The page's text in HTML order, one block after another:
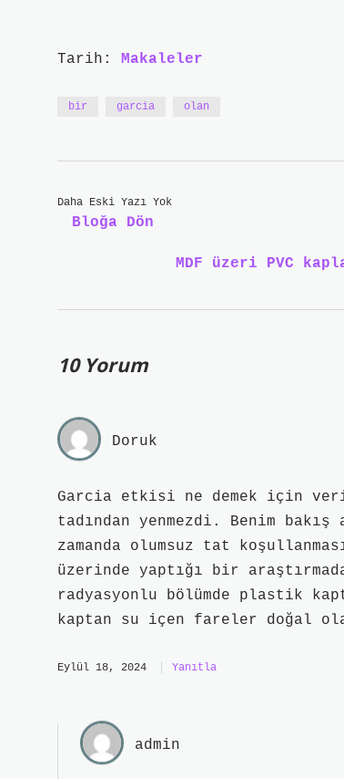
Tarih: Makaleler
bir garcia olan
Daha Eski Yazı Yok
Bloğa Dön
MDF üzeri PVC
10 Yorum
Doruk
Garcia etkisi ne demek için
tadından yenmezdi. Benim
zamanda olumsuz tat
üzerinde yaptığı bir
radyasyonlu bölümde plastik
kaptan su içen fareler doğal
Eylül 18, 2024 Yanıtla
admin